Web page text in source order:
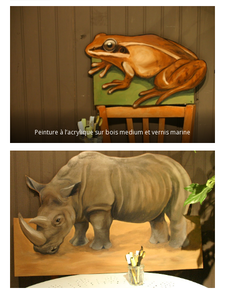
Peinture à l’acrylique sur bois medium et vernis marine